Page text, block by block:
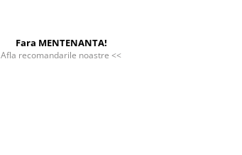
Fara MENTENANTA!
Afla recomandarile noastre <<